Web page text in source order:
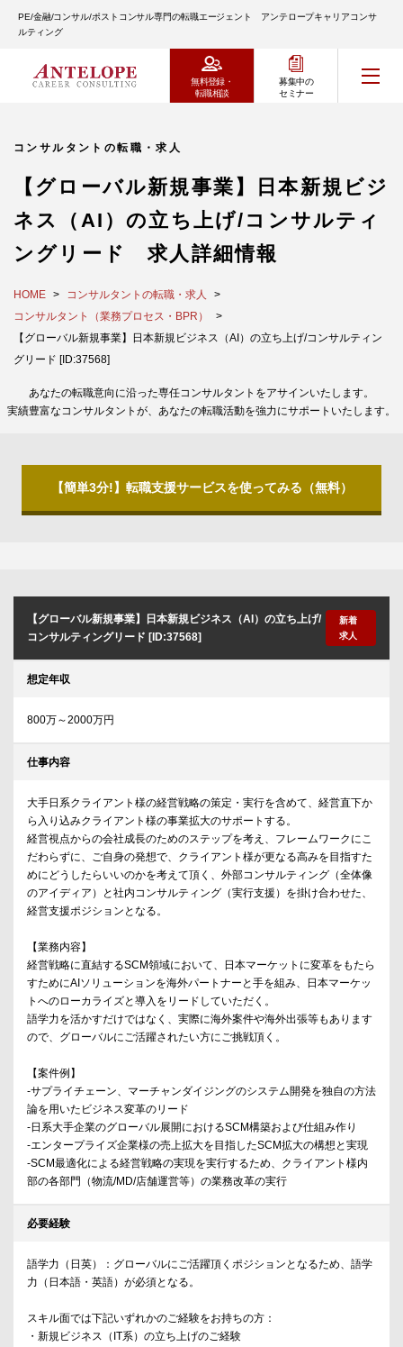
PE/金融/コンサル/ポストコンサル専門の転職エージェント アンテロープキャリアコンサ
ルティング
無料登録・
転職相談
募集中の
セミナー
コンサルタントの転職・求人
【グローバル新規事業】日本新規ビジ
ネス（AI）の立ち上げ/コンサルティ
ングリード 求人詳細情報
HOME
コンサルタントの転職・求人
コンサルタント（業務プロセス・BPR）
【グローバル新規事業】日本新規ビジネス（AI）の立ち上げ/コンサルティン
グリード [ID:37568]
あなたの転職意向に沿った専任コンサルタントをアサインいたします。
実績豊富なコンサルタントが、あなたの転職活動を強力にサポートいたします。
【簡単3分!】転職支援サービスを使ってみる（無料）
【グローバル新規事業】日本新規ビジネス（AI）の立ち上げ/
コンサルティングリード [ID:37568]
新着
求人
想定年収
800万～2000万円
仕事内容
大手日系クライアント様の経営戦略の策定・実行を含めて、経営直下か
ら入り込みクライアント様の事業拡大のサポートする。
経営視点からの会社成長のためのステップを考え、フレームワークにこ
だわらずに、ご自身の発想で、クライアント様が更なる高みを目指すた
めにどうしたらいいのかを考えて頂く、外部コンサルティング（全体像
のアイディア）と社内コンサルティング（実行支援）を掛け合わせた、
経営支援ポジションとなる。
【業務内容】
経営戦略に直結するSCM領域において、日本マーケットに変革をもたら
すためにAIソリューションを海外パートナーと手を組み、日本マーケッ
トへのローカライズと導入をリードしていただく。
語学力を活かすだけではなく、実際に海外案件や海外出張等もあります
ので、グローバルにご活躍されたい方にご挑戦頂く。
【案件例】
‐サプライチェーン、マーチャンダイジングのシステム開発を独自の方法
論を用いたビジネス変革のリード
‐日系大手企業のグローバル展開におけるSCM構築および仕組み作り
-エンタープライズ企業様の売上拡大を目指したSCM拡大の構想と実現
‐SCM最適化による経営戦略の実現を実行するため、クライアント様内
部の各部門（物流/MD/店舗運営等）の業務改革の実行
必要経験
語学力（日英）：グローバルにご活躍頂くポジションとなるため、語学
力（日本語・英語）が必須となる。
スキル面では下記いずれかのご経験をお持ちの方：
・新規ビジネス（IT系）の立ち上げのご経験